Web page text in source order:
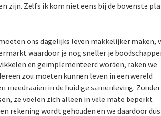
zijn. Zelfs ik kom niet eens bij de bovenste
ons dagelijks leven makkelijker maken,
waardoor je nog sneller je
en geïmplementeerd worden, raken we
zou moeten kunnen leven in een wereld
in de huidige samenleving. Zonder
ze voelen zich alleen in vele mate beperkt
rekening wordt gehouden en we daardoor